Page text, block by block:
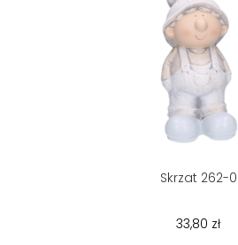
Skrzat 262-0
33,80 zł